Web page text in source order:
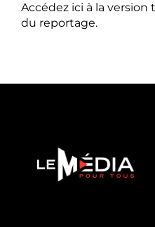
Accédez ici à la
du reportage.